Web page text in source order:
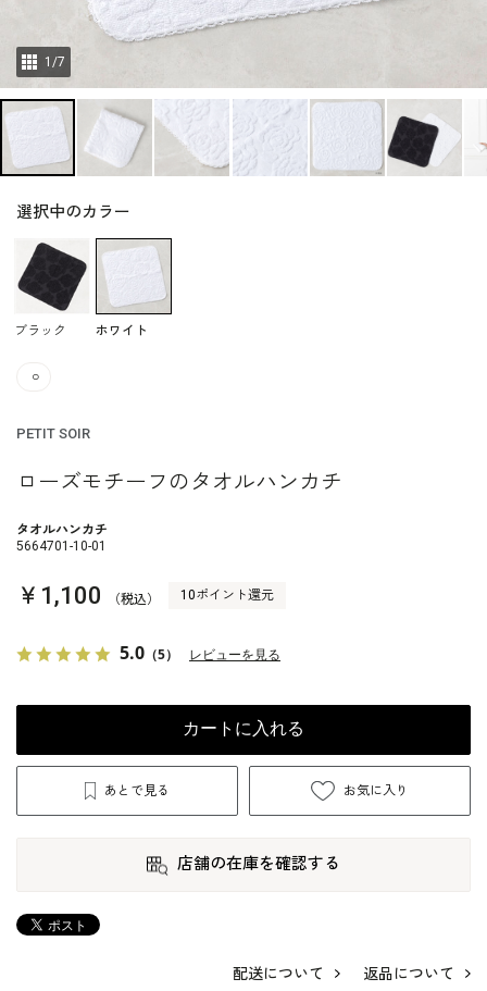
1 /7
選択中のカラー
ブラック ホワイト
○
PETIT SOIR
ローズモチーフのタオルハンカチ
タオルハンカチ
5664701-10-01
￥1,100 （税込） 10ポイント還元
5.0 （5） レビューを見る
カートに入れる
あとで見る お気に入り
店舗の在庫を確認する
配送について
返品について